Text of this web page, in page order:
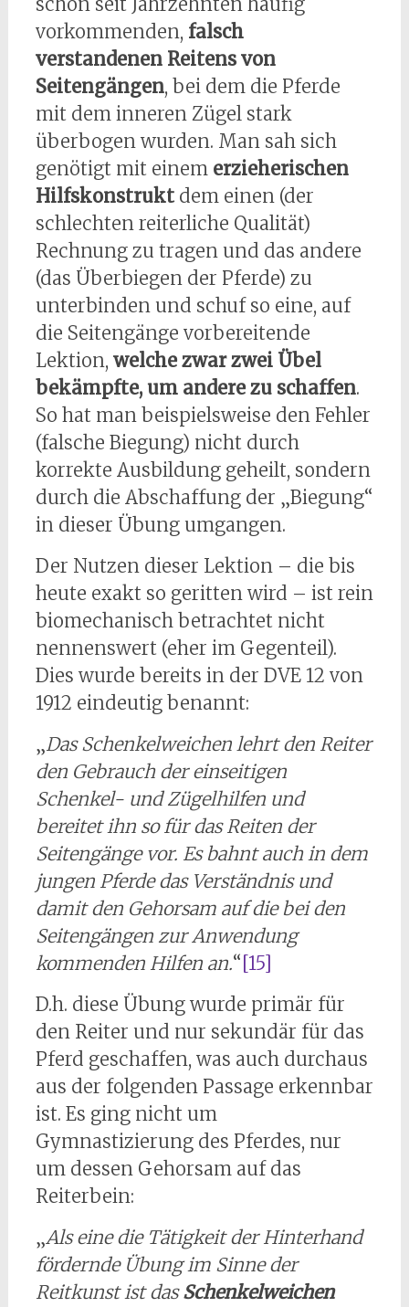
vorkommenden, falsch
verstandenen Reitens von
Seitengängen, bei dem die Pferde
mit dem inneren Zügel stark
überbogen wurden. Man sah sich
genötigt mit einem erzieherischen
Hilfskonstruktdem einen (der
schlechten reiterliche Qualität)
Rechnung zu tragen und das andere
(das Überbiegen der Pferde) zu
unterbinden und schuf so eine, auf
die Seitengänge vorbereitende
Lektion, welche zwar zwei Übel
bekämpfte, um andere zu schaffen.
So hat man beispielsweise den Fehler
(falsche Biegung) nicht durch
korrekte Ausbildung geheilt, sondern
durch die Abschaffung der „Biegung“
in dieser Übung umgangen.
Der Nutzen dieser Lektion – die bis
heute exakt so geritten wird – ist rein
biomechanisch betrachtet nicht
nennenswert (eher im Gegenteil).
Dies wurde bereits in der DVE 12 von
1912 eindeutig benannt:
„Das Schenkelweichen lehrt den Reiter
den Gebrauch der einseitigen
Schenkel- und Zügelhilfen und
bereitet ihn so für das Reiten der
Seitengänge vor. Es bahnt auch in dem
jungen Pferde das Verständnis und
damit den Gehorsam auf die bei den
Seitengängen zur Anwendung
kommenden Hilfen an.“[15]
D.h. diese Übung wurde primär für
den Reiter und nur sekundär für das
Pferd geschaffen, was auch durchaus
aus der folgenden Passage erkennbar
ist. Es ging nicht um
Gymnastizierung des Pferdes, nur
um dessen Gehorsam auf das
Reiterbein:
„Als eine die Tätigkeit der Hinterhand
fördernde Übung im Sinne der
Reitkunst ist dasSchenkelweichen